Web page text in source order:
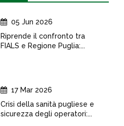
05 Jun 2026
Riprende il confronto tra
FIALS e Regione Puglia:...
17 Mar 2026
Crisi della sanità pugliese e
sicurezza degli operatori:...